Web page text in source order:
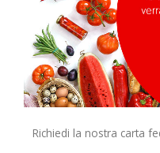
Richiedi la nostra carta